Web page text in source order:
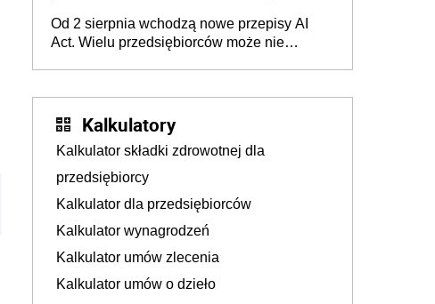
darowizna, ale podatku jednak nie będzie
Od 2 sierpnia wchodzą nowe przepisy AI
Act. Wielu przedsiębiorców może nie
Kalkulatory
Kalkulator składki zdrowotnej dla
przedsiębiorcy
Kalkulator dla przedsiębiorców
Kalkulator wynagrodzeń
Kalkulator umów zlecenia
Kalkulator umów o dzieło